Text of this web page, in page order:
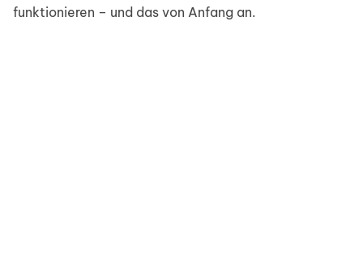
funktionieren – und das von Anfang an.